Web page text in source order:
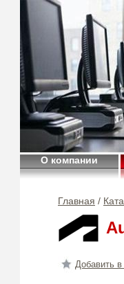
О компании
Главная /
Добавить в